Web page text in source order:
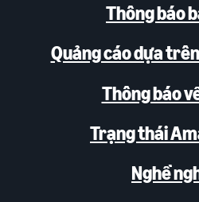
Thông báo
Quảng cáo dựa
Thông báo
Trạng thái
Nghề